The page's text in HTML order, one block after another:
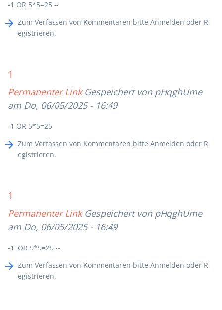
-1 OR 5*5=25 --
Zum Verfassen von Kommentaren bitte Anmelden oder R
egistrieren.
1
Permanenter Link Gespeichert von pHqghUme
am Do, 06/05/2025 - 16:49
-1 OR 5*5=25
Zum Verfassen von Kommentaren bitte Anmelden oder R
egistrieren.
1
Permanenter Link Gespeichert von pHqghUme
am Do, 06/05/2025 - 16:49
-1' OR 5*5=25 --
Zum Verfassen von Kommentaren bitte Anmelden oder R
egistrieren.